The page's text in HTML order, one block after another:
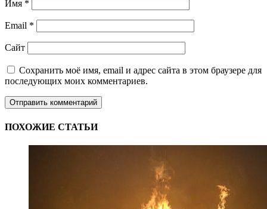
Имя *
Email *
Сайт
Сохранить моё имя, email и адрес сайта в этом браузере для
последующих моих комментариев.
ПОХОЖИЕ СТАТЬИ